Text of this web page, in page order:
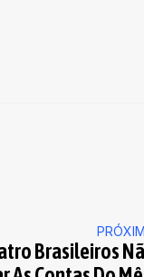
Brasileiros